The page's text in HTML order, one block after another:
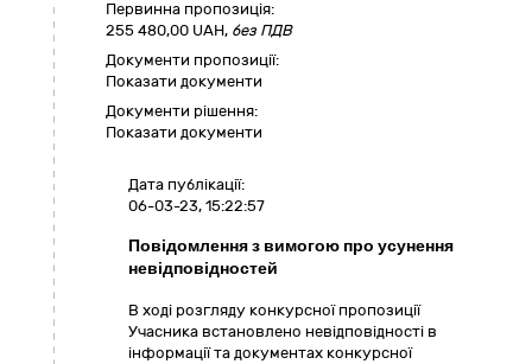
Первинна пропозиція:
255 480,00 UAH, без ПДВ
Документи пропозиції:
Показати документи
Документи рішення:
Показати документи
Повідомлення з вимогою про усунення
невідповідностей
Дата публікації:
06-03-23, 15:22:57
В ході розгляду конкурсної пропозиції
Учасника встановлено невідповідності в
інформації та документах конкурсної